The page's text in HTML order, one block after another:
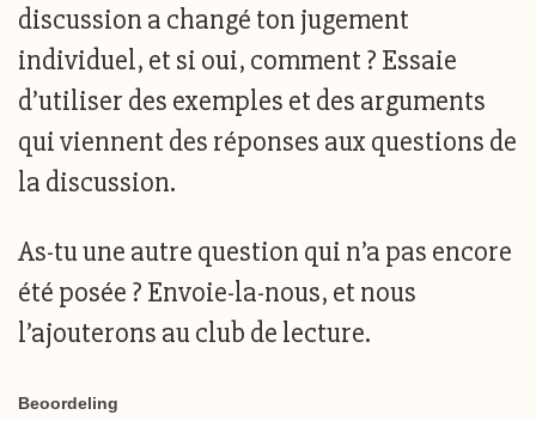
discussion a changé ton jugement
individuel, et si oui, comment ? Essaie
d’utiliser des exemples et des arguments
qui viennent des réponses aux questions de
la discussion.
As-tu une autre question qui n’a pas encore
été posée ? Envoie-la-nous, et nous
l’ajouterons au club de lecture.
Beoordeling